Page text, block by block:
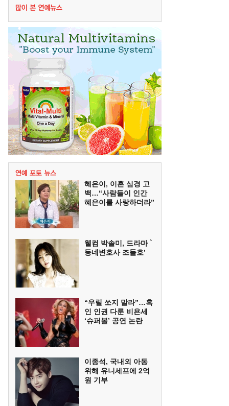
혜은이, 이혼 심경 고
백…“사람들이 인간
혜은이를 사랑하더라”
웰컴 박솔미, 드라마 `
동네변호사 조들호’
“우릴 쏘지 말라”…흑
인 인권 다룬 비욘세
‘슈퍼볼’ 공연 논란
이종석, 국내외 아동
위해 유니세프에 2억
원 기부